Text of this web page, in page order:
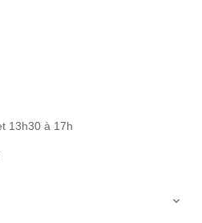
13h30 à 17h
